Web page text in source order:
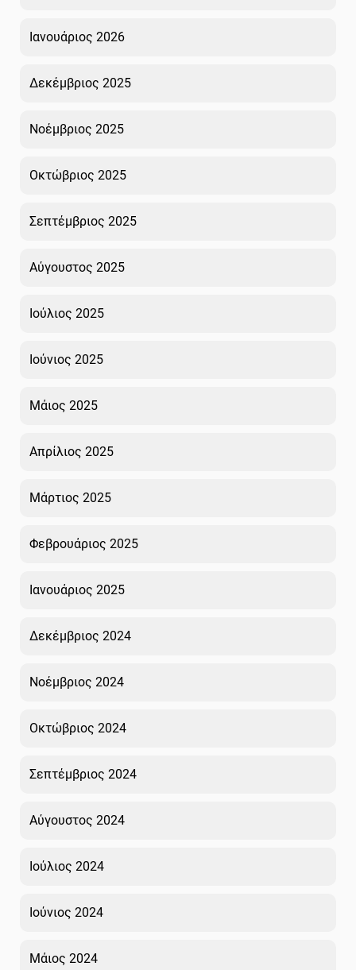
Ιανουάριος 2026
Δεκέμβριος 2025
Νοέμβριος 2025
Οκτώβριος 2025
Σεπτέμβριος 2025
Αύγουστος 2025
Ιούλιος 2025
Ιούνιος 2025
Μάιος 2025
Απρίλιος 2025
Μάρτιος 2025
Φεβρουάριος 2025
Ιανουάριος 2025
Δεκέμβριος 2024
Νοέμβριος 2024
Οκτώβριος 2024
Σεπτέμβριος 2024
Αύγουστος 2024
Ιούλιος 2024
Ιούνιος 2024
Μάιος 2024